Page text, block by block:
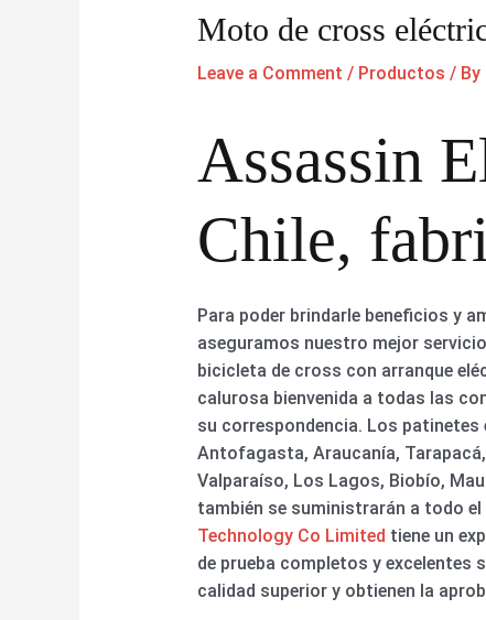
Moto de cross
Leave a Comment / Productos / By
Assassin
Chile,
Para poder brindarle beneficios y
aseguramos nuestro mejor
bicicleta de cross con arranque
calurosa bienvenida a todas las
su correspondencia. Los
Antofagasta, Araucanía,
Valparaíso, Los Lagos, Biobío,
también se suministrarán a todo el
Technology Co Limited tiene un
de prueba completos y
calidad superior y obtienen la